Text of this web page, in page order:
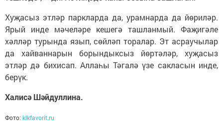
Хуҗасыз этләр паркларда да, урамнарда да йөриләр.
Ярый инде мәчеләре кешегә ташланмый. Фаҗигәле
хәлләр турында язып, сөйләп торалар. Эт асраучылар
да хайваннарын борындыксыз йөртәләр, хуҗасыз
этләр дә бихисап. Аллаһы Тәгалә үзе сакласын инде,
берүк.
Халисә Шәйдуллина.
Фото: klkfavorit.ru